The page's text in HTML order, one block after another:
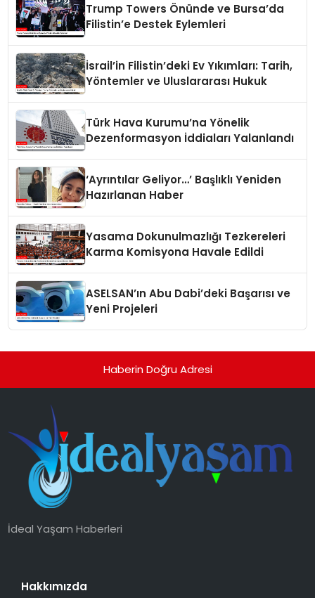
Trump Towers Önünde ve Bursa’da
Filistin’e Destek Eylemleri
İsrail’in Filistin’deki Ev Yıkımları: Tarih,
Yöntemler ve Uluslararası Hukuk
Türk Hava Kurumu’na Yönelik
Dezenformasyon İddiaları Yalanlandı
‘Ayrıntılar Geliyor…’ Başlıklı Yeniden
Hazırlanan Haber
Yasama Dokunulmazlığı Tezkereleri
Karma Komisyona Havale Edildi
ASELSAN’ın Abu Dabi’deki Başarısı ve
Yeni Projeleri
Haberin Doğru Adresi
İdeal Yaşam Haberleri
Hakkımızda